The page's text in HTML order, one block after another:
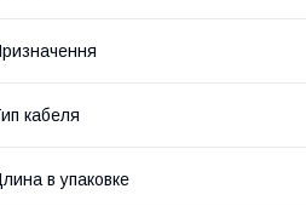
кабеля
в упаковке